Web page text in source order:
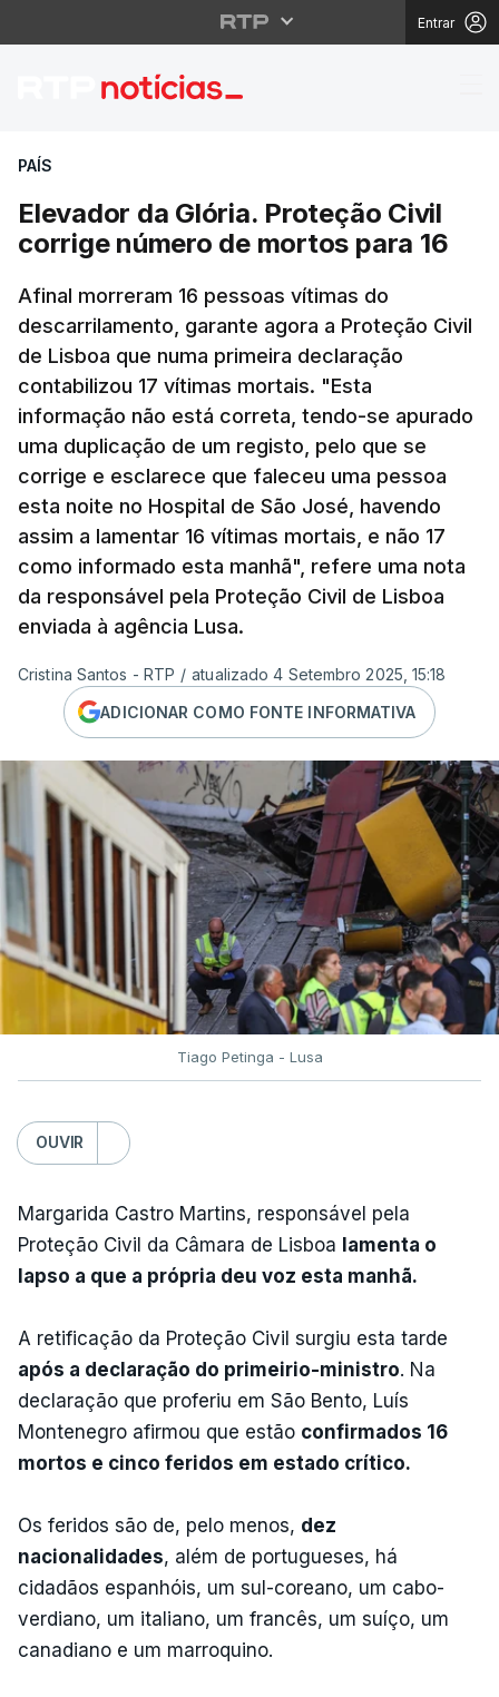
Entrar
Elevador da Glória.
PAÍS
Elevador da Glória. Proteção Civil
corrige número de mortos para 16
Afinal morreram 16 pessoas vítimas do
descarrilamento, garante agora a Proteção Civil
de Lisboa que numa primeira declaração
contabilizou 17 vítimas mortais. "Esta
informação não está correta, tendo-se apurado
uma duplicação de um registo, pelo que se
corrige e esclarece que faleceu uma pessoa
esta noite no Hospital de São José, havendo
assim a lamentar 16 vítimas mortais, e não 17
como informado esta manhã", refere uma nota
da responsável pela Proteção Civil de Lisboa
enviada à agência Lusa.
Cristina Santos - RTP / atualizado 4 Setembro 2025, 15:18
ADICIONAR COMO FONTE INFORMATIVA
Tiago Petinga - Lusa
OUVIR
Margarida Castro Martins, responsável pela
Proteção Civil da Câmara de Lisboa lamenta o
lapso a que a própria deu voz esta manhã.
A retificação da Proteção Civil surgiu esta tarde
após a declaração do primeirio-ministro. Na
declaração que proferiu em São Bento, Luís
Montenegro afirmou que estão confirmados 16
mortos e cinco feridos em estado crítico.
Os feridos são de, pelo menos, dez
nacionalidades, além de portugueses, há
cidadãos espanhóis, um sul-coreano, um cabo-
verdiano, um italiano, um francês, um suíço, um
canadiano e um marroquino.